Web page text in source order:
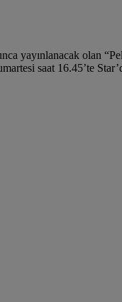
yayınlanacak olan
saat 16.45’te